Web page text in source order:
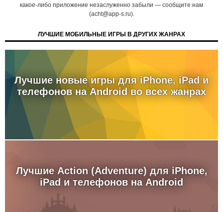
какое-либо приложение незаслуженно забыли — сообщите нам
(acht@app-s.ru).
ЛУЧШИЕ МОБИЛЬНЫЕ ИГРЫ В ДРУГИХ ЖАНРАХ
Лучшие новые игры для iPhone, iPad и
телефонов на Android во всех жанрах
Лучшие Action (Adventure) для iPhone,
iPad и телефонов на Android